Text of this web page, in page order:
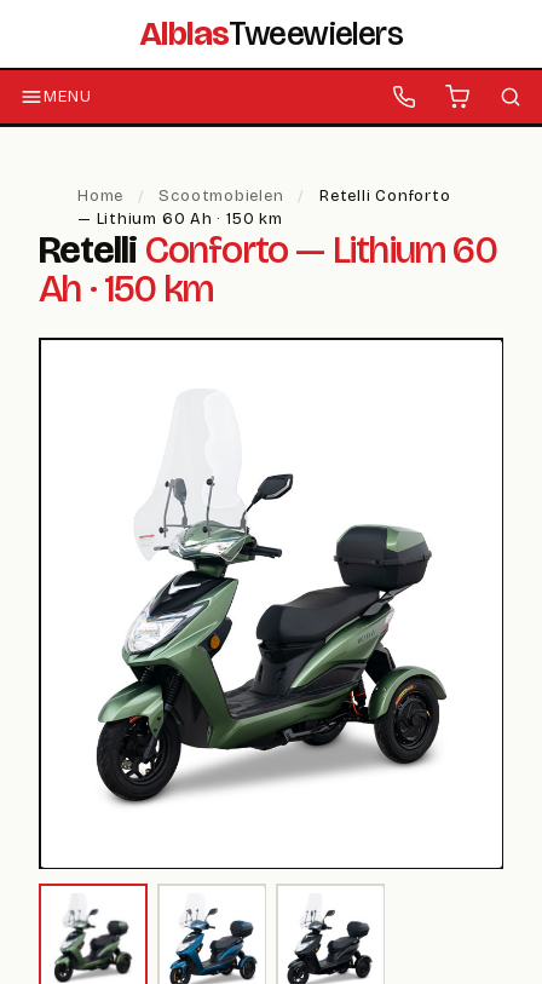
AlblasTweewielers
MENU
Home / Scootmobielen /
Retelli Conforto
— Lithium 60 Ah · 150 km
Retelli Conforto — Lithium 60
Ah · 150 km